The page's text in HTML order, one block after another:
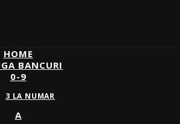
HOME
BANCURI
0-9
3 LA NUMAR
A